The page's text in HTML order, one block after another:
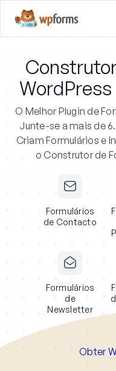
O Melhor Plugin de
Junte-se a mais de
Criam Formulários e
o Construtor de
Formulários
de Contacto
Formulários
de
Newsletter
Obter